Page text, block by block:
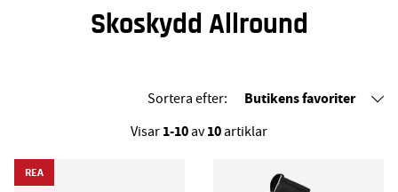
Skoskydd Allround
Sortera efter: Butikens favoriter
Visar 1-10av10artiklar
REA